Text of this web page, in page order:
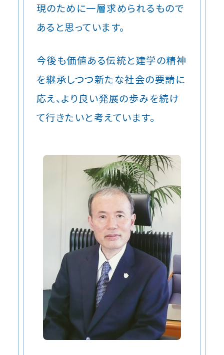
現のために一層求められるもので
あると思っています。
今後も価値ある伝統と建学の精神
を継承しつつ新たな社会の要請に
応え、より良い発展の歩みを続け
て行きたいと考えています。